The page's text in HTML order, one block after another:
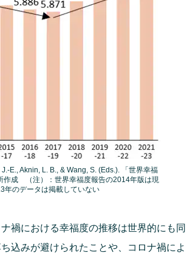
E., Aknin, L. B., & Wang, S. (Eds.). 「世界幸福
作成 （注）：世界幸福度報告の2014年版は現
年のデータは掲載していない
禍における幸福度の推移は世界的にも同
込みが避けられたことや、コロナ禍によ